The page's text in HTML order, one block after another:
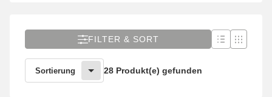
FILTER & SORT
Sortierung 28 Produkt(e) gefunden